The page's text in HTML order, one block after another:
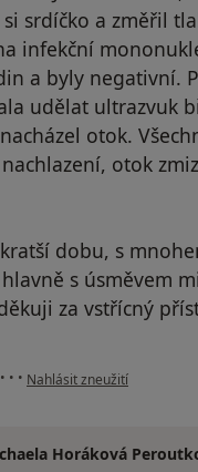
srdíčko a změřil
infekční
a byly negativní.
udělat ultrazvuk
otok.
otok
dobu, s
s úsměvem
za vstřícný
• • • podle názoru uživatele
Nahlásit zneužití
Horáková